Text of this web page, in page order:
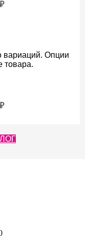
₽
вариаций. Опции
товара.
₽